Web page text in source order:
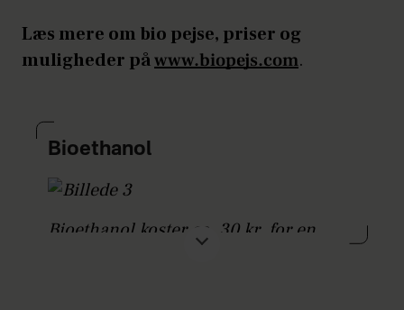
Læs mere om bio pejse, priser og
muligheder påwww.biopejs.com.
Bioethanol
Bioethanol koster ca. 30 kr. for en